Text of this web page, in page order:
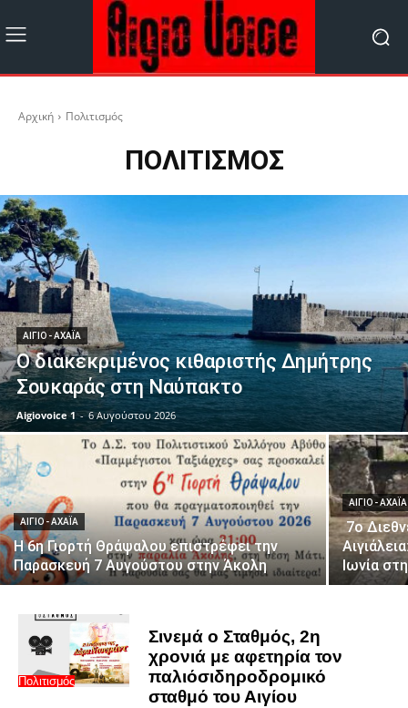
Αρχική Πολιτισμός
ΠΟΛΙΤΙΣΜΌΣ
ΑΊΓΙΟ - ΑΧΑΪ́Α
Ο διακεκριμένος κιθαριστής Δημήτρης
Σουκαράς στη Ναύπακτο
Aigiovoice 1 - 6 Αυγούστου 2026
ΑΊΓΙΟ - ΑΧΑΪ́Α
Η 6η Γιορτή Θράψαλου επιστρέφει την
Παρασκευή 7 Αυγούστου στην Άκολη
ΑΊΓΙΟ - ΑΧΑΪ́Α
7ο
Ιωνία
Πολιτισμός
Σινεμά ο Σταθμός, 2η
χρονιά με αφετηρία τον
παλιόσιδηροδρομικό
σταθμό του Αιγίου